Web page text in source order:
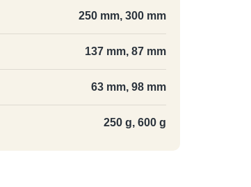
250 mm, 300 mm
137 mm, 87 mm
63 mm, 98 mm
250 g, 600 g